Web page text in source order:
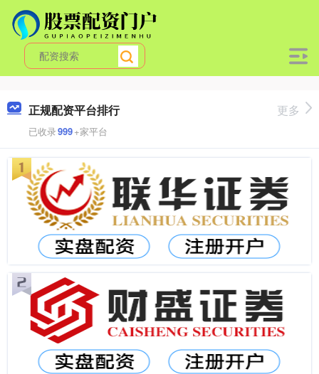
正规配资平台排行
已收录999+家平台
更多